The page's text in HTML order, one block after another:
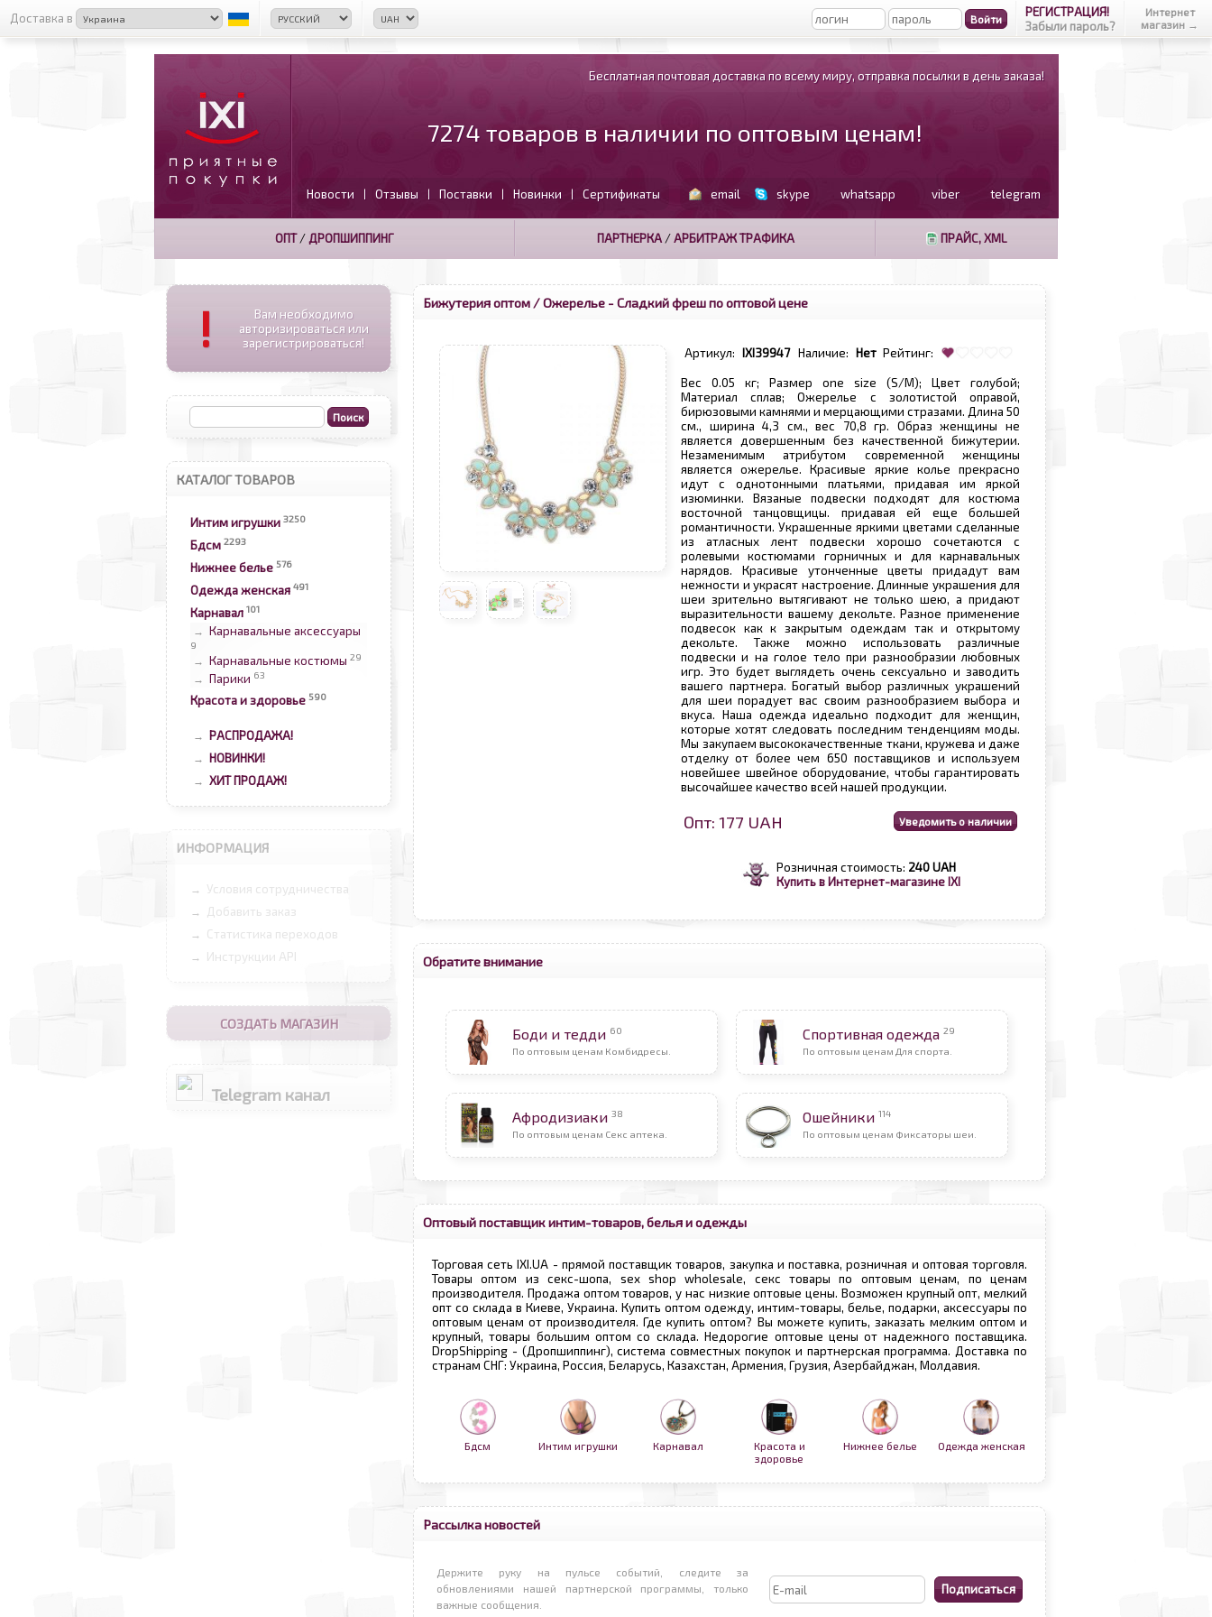
Доставка в
РЕГИСТРАЦИЯ!
Забыли пароль?
Интернет
магазин →
Бесплатная почтовая доставка по всему миру, отправка посылки в день заказа!
7274 товаров в наличии по оптовым ценам!
Новости | Отзывы | Поставки | Новинки | Сертификаты email skype whatsapp viber telegram
ОПТ/ ДРОПШИППИНГ ПАРТНЕРКА/АРБИТРАЖ ТРАФИКА ПРАЙС, XML
!
Вам необходимо
авторизироваться или
зарегистрироваться!
КАТАЛОГ ТОВАРОВ
Интим игрушки 3250
Бдсм 2293
Нижнее белье 576
Одежда женская 491
Карнавал 101
→ Карнавальные аксессуары
9
→ Карнавальные костюмы 29
→ Парики 63
Красота и здоровье 590
→ РАСПРОДАЖА!
→ НОВИНКИ!
→ ХИТ ПРОДАЖ!
ИНФОРМАЦИЯ
→ Условия сотрудничества
→ Добавить заказ
→ Статистика переходов
→ Инструкции API
СОЗДАТЬ МАГАЗИН
Telegram канал
Бижутерия оптом / Ожерелье - Сладкий фреш по оптовой цене
Артикул: IXI39947 Наличие: Нет Рейтинг:
Вес 0.05 кг; Размер one size (S/M); Цвет голубой;
Материал сплав; Ожерелье с золотистой оправой,
бирюзовыми камнями и мерцающими стразами. Длина 50
см., ширина 4,3 см., вес 70,8 гр. Образ женщины не
является довершенным без качественной бижутерии.
Незаменимым атрибутом современной женщины
является ожерелье. Красивые яркие колье прекрасно
идут с однотонными платьями, придавая им яркой
изюминки. Вязаные подвески подходят для костюма
восточной танцовщицы. придавая ей еще большей
романтичности. Украшенные яркими цветами сделанные
из атласных лент подвески хорошо сочетаются с
ролевыми костюмами горничных и для карнавальных
нарядов. Красивые утонченные цветы придадут вам
нежности и украсят настроение. Длинные украшения для
шеи зрительно вытягивают не только шею, а придают
выразительности вашему декольте. Разное применение
подвесок как к закрытым одеждам так и открытому
декольте. Также можно использовать различные
подвески и на голое тело при разнообразии любовных
игр. Это будет выглядеть очень сексуально и заводить
вашего партнера. Богатый выбор различных украшений
для шеи порадует вас своим разнообразием выбора и
вкуса. Наша одежда идеально подходит для женщин,
которые хотят следовать последним тенденциям моды.
Мы закупаем высококачественные ткани, кружева и даже
отделку от более чем 650 поставщиков и используем
новейшее швейное оборудование, чтобы гарантировать
высочайшее качество всей нашей продукции.
Опт: 177 UAH
Розничная стоимость: 240 UAH
Купить в Интернет-магазине IXI
Обратите внимание
Боди и тедди 60
По оптовым ценам Комбидресы.
Спортивная одежда 29
По оптовым ценам Для спорта.
Афродизиаки 38
По оптовым ценам Секс аптека.
Ошейники 114
По оптовым ценам Фиксаторы шеи.
Оптовый поставщик интим-товаров, белья и одежды
Торговая сеть IXI.UA - прямой поставщик товаров, закупка и поставка, розничная и оптовая торговля.
Товары оптом из секс-шопа, sex shop wholesale, секс товары по оптовым ценам, по ценам
производителя. Продажа оптом товаров, у нас низкие оптовые цены. Возможен крупный опт, мелкий
опт со склада в Киеве, Украина. Купить оптом одежду, интим-товары, белье, подарки, аксессуары по
оптовым ценам от производителя. Где купить оптом? Вы можете купить, заказать мелким оптом и
крупный, товары большим оптом со склада. Недорогие оптовые цены от надежного поставщика.
DropShipping - (Дропшиппинг), система совместных покупок и партнерская программа. Доставка по
странам СНГ: Украина, Россия, Беларусь, Казахстан, Армения, Грузия, Азербайджан, Молдавия.
Бдсм Интим игрушки Карнавал
Красота и
здоровье
Нижнее белье Одежда женская
Рассылка новостей
Держите руку на пульсе событий, следите за
обновлениями нашей партнерской программы, только
важные сообщения.